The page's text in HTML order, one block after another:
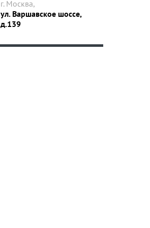
г. Москва,
ул. Варшавское шоссе,
д.139